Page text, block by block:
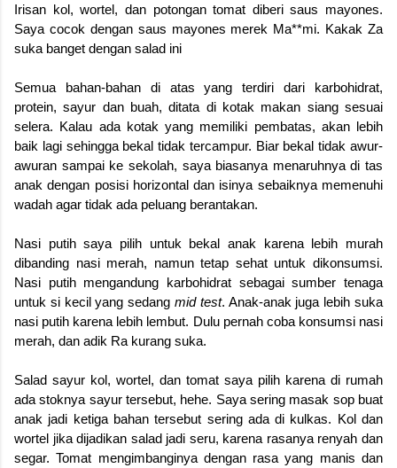
Irisan kol, wortel, dan potongan tomat diberi saus mayones.
Saya cocok dengan saus mayones merek Ma**mi. Kakak Za
suka banget dengan salad ini
Semua bahan-bahan di atas yang terdiri dari karbohidrat,
protein, sayur dan buah, ditata di kotak makan siang sesuai
selera. Kalau ada kotak yang memiliki pembatas, akan lebih
baik lagi sehingga bekal tidak tercampur. Biar bekal tidak awur-
awuran sampai ke sekolah, saya biasanya menaruhnya di tas
anak dengan posisi horizontal dan isinya sebaiknya memenuhi
wadah agar tidak ada peluang berantakan.
Nasi putih saya pilih untuk bekal anak karena lebih murah
dibanding nasi merah, namun tetap sehat untuk dikonsumsi.
Nasi putih mengandung karbohidrat sebagai sumber tenaga
untuk si kecil yang sedang mid test. Anak-anak juga lebih suka
nasi putih karena lebih lembut. Dulu pernah coba konsumsi nasi
merah, dan adik Ra kurang suka.
Salad sayur kol, wortel, dan tomat saya pilih karena di rumah
ada stoknya sayur tersebut, hehe. Saya sering masak sop buat
anak jadi ketiga bahan tersebut sering ada di kulkas. Kol dan
wortel jika dijadikan salad jadi seru, karena rasanya renyah dan
segar. Tomat mengimbanginya dengan rasa yang manis dan